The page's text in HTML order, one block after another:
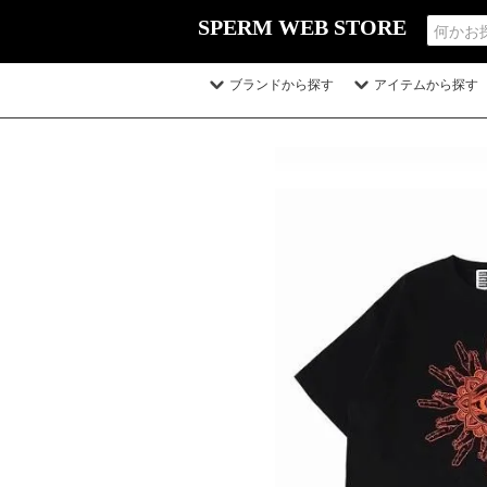
SPERM WEB STORE
ブランドから探す アイテムから探す